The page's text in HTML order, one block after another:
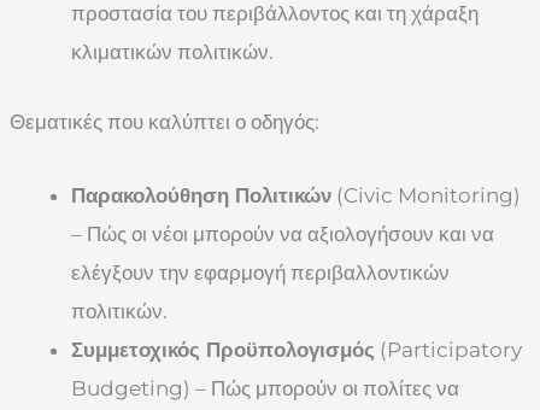
προστασία του περιβάλλοντος και τη χάραξη
κλιματικών πολιτικών.
Θεματικές που καλύπτει ο οδηγός:
Παρακολούθηση Πολιτικών (Civic Monitoring)
– Πώς οι νέοι μπορούν να αξιολογήσουν και να
ελέγξουν την εφαρμογή περιβαλλοντικών
πολιτικών.
Συμμετοχικός Προϋπολογισμός (Participatory
Budgeting) – Πώς μπορούν οι πολίτες να